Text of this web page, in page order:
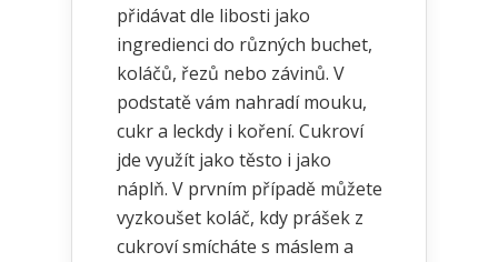
přidávat dle libosti jako
ingredienci do různých buchet,
koláčů, řezů nebo závinů. V
podstatě vám nahradí mouku,
cukr a leckdy i koření. Cukroví
jde využít jako těsto i jako
náplň. V prvním případě můžete
vyzkoušet koláč, kdy prášek z
cukroví smícháte s máslem a